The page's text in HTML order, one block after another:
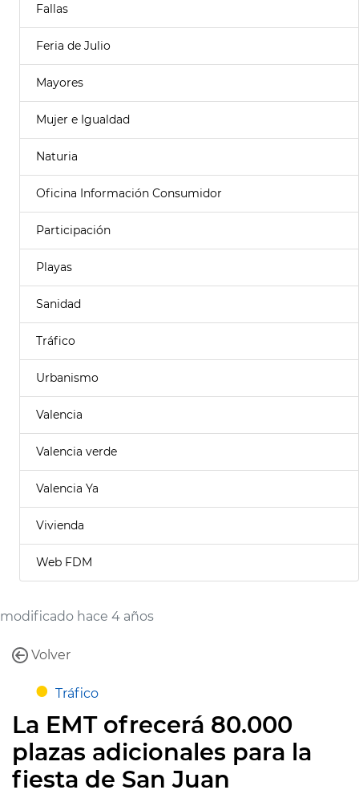
Fallas
Feria de Julio
Mayores
Mujer e Igualdad
Naturia
Oficina Información Consumidor
Participación
Playas
Sanidad
Tráfico
Urbanismo
Valencia
Valencia verde
Valencia Ya
Vivienda
Web FDM
modificado hace 4 años
Volver
Tráfico
La EMT ofrecerá 80.000
plazas adicionales para la
fiesta de San Juan